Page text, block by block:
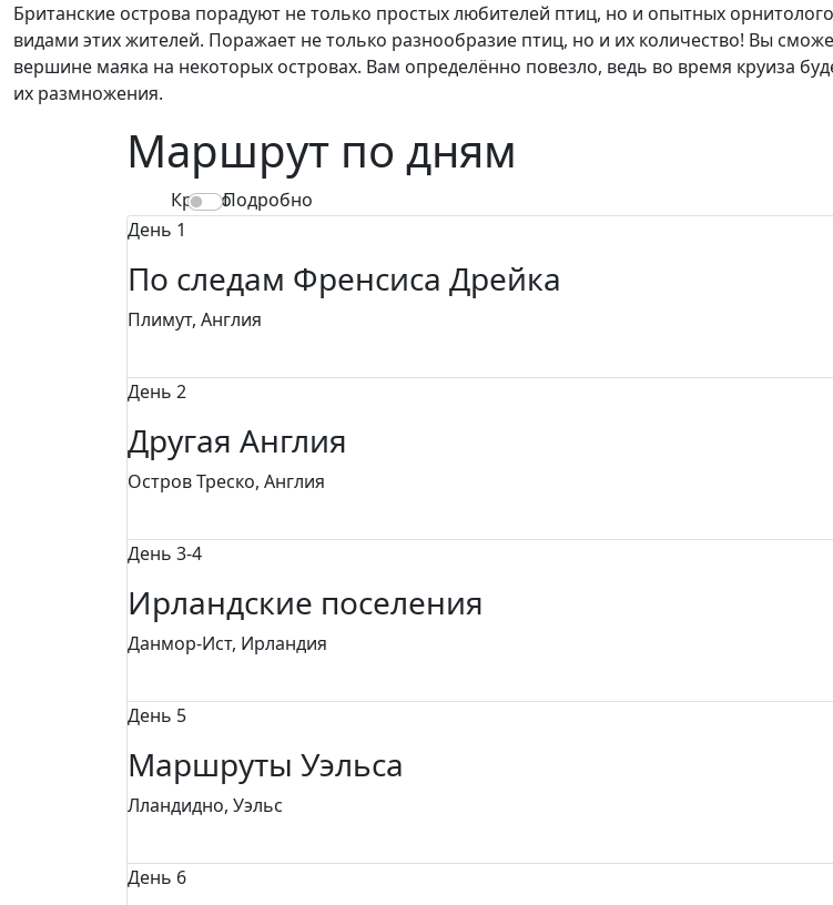
Британские острова порадуют не только простых любителей птиц, но и опытных
видами этих жителей. Поражает не только разнообразие птиц, но и их количество! Вы
вершине маяка на некоторых островах. Вам определённо повезло, ведь во время круиза
их размножения.
Маршрут по дням
КраткоПодробно
День 1
По следам Френсиса Дрейка
Плимут, Англия
День 2
Другая Англия
Остров Треско, Англия
День 3-4
Ирландские поселения
Данмор-Ист, Ирландия
День 5
Маршруты Уэльса
Лландидно, Уэльс
День 6